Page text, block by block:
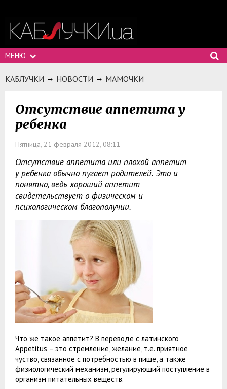
МЕНЮ
КАБЛУЧКИ НОВОСТИ МАМОЧКИ
Отсутствие аппетита у
ребенка
Пятница, 21 февраля 2012, 08:11
Отсутствие аппетита или плохой аппетит
у ребенка обычно пугает родителей. Это и
понятно, ведь хороший аппетит
свидетельствует о физическом и
психологическом благополучии.
Что же такое аппетит? В переводе с латинского
Аppetitus – это стремление, желание, т.е. приятное
чуство, связанное с потребностью в пище, а также
физиологический механизм, регулирующий поступление в
организм питательных веществ.